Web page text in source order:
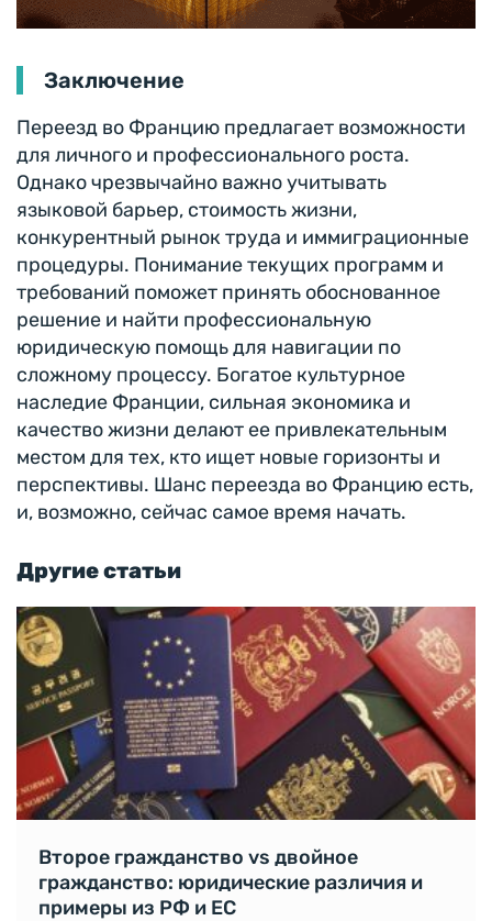
Заключение
Переезд во Францию ​​предлагает возможности
для личного и профессионального роста.
Однако чрезвычайно важно учитывать
языковой барьер, стоимость жизни,
конкурентный рынок труда и иммиграционные
процедуры. Понимание текущих программ и
требований поможет принять обоснованное
решение и найти профессиональную
юридическую помощь для навигации по
сложному процессу. Богатое культурное
наследие Франции, сильная экономика и
качество жизни делают ее привлекательным
местом для тех, кто ищет новые горизонты и
перспективы. Шанс переезда во Францию есть,
и, возможно, сейчас самое время начать.
Другие статьи
Второе гражданство vs двойное
гражданство: юридические различия и
примеры из РФ и ЕС